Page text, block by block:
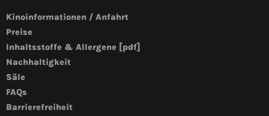
Kinoinformationen / Anfahrt
Preise
Inhaltsstoffe & Allergene [pdf]
Nachhaltigkeit
Säle
FAQs
Barrierefreiheit